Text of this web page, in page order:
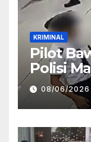
KRIMINAL
Pilot
Polisi
Sosok
Kasus Ini
08/06/2026